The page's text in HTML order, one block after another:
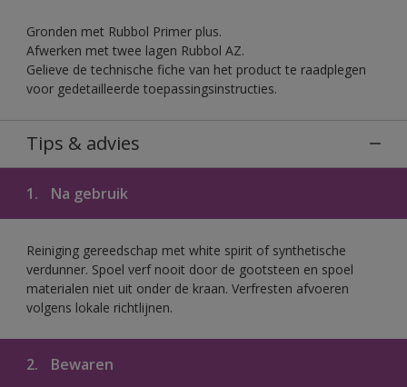
Gronden met Rubbol Primer plus.
Afwerken met twee lagen Rubbol AZ.
Gelieve de technische fiche van het product te raadplegen
voor gedetailleerde toepassingsinstructies.
Tips & advies
1. Na gebruik
Reiniging gereedschap met white spirit of synthetische
verdunner. Spoel verf nooit door de gootsteen en spoel
materialen niet uit onder de kraan. Verfresten afvoeren
volgens lokale richtlijnen.
2. Bewaren